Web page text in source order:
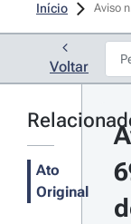
Início Aviso
Voltar
Ato
Original